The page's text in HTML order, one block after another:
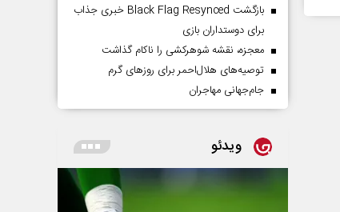
بازگشت Black Flag Resynced خبری جذاب
برای دوستداران بازی
معجزه، نقشه شوهرکشی را ناکام گذاشت
توصیه‌های هلال‌احمر برای روز‌های گرم
جام‌جهانی مهاجران
ویدئو